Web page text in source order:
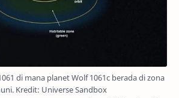
di mana planet Wolf 1061c berada di zona
Kredit: Universe Sandbox